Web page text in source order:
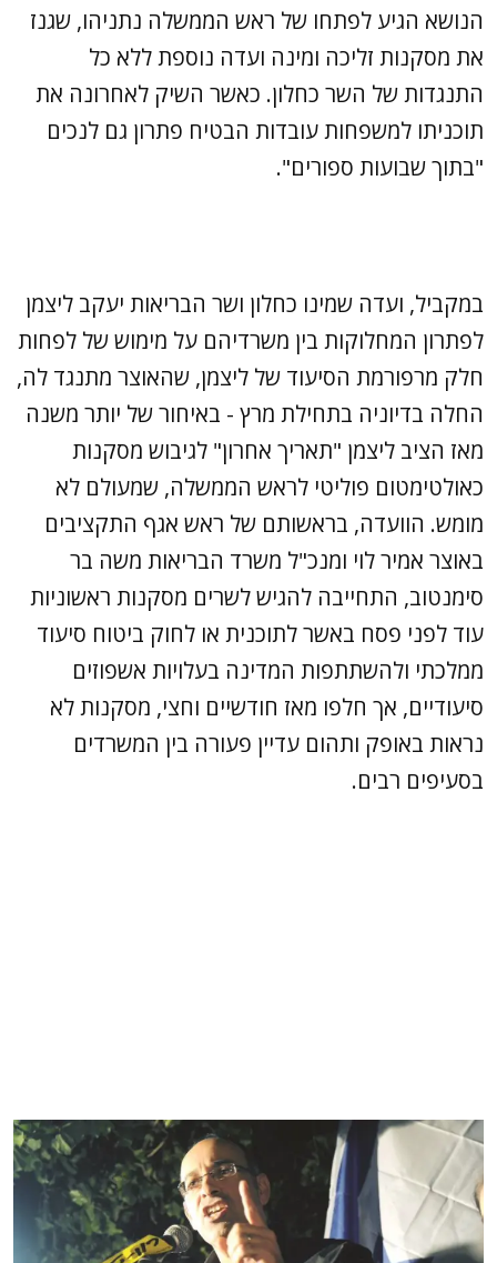
הנושא הגיע לפתחו של ראש הממשלה נתניהו, שגנז
את מסקנות זליכה ומינה ועדה נוספת ללא כל
התנגדות של השר כחלון. כאשר השיק לאחרונה את
תוכניתו למשפחות עובדות הבטיח פתרון גם לנכים
"בתוך שבועות ספורים".
במקביל, ועדה שמינו כחלון ושר הבריאות יעקב ליצמן
לפתרון המחלוקות בין משרדיהם על מימוש של לפחות
חלק מרפורמת הסיעוד של ליצמן, שהאוצר מתנגד לה,
החלה בדיוניה בתחילת מרץ - באיחור של יותר משנה
מאז הציב ליצמן "תאריך אחרון" לגיבוש מסקנות
כאולטימטום פוליטי לראש הממשלה, שמעולם לא
מומש. הוועדה, בראשותם של ראש אגף התקציבים
באוצר אמיר לוי ומנכ"ל משרד הבריאות משה בר
סימנטוב, התחייבה להגיש לשרים מסקנות ראשוניות
עוד לפני פסח באשר לתוכנית או לחוק ביטוח סיעוד
ממלכתי ולהשתתפות המדינה בעלויות אשפוזים
סיעודיים, אך חלפו מאז חודשיים וחצי, מסקנות לא
נראות באופק ותהום עדיין פעורה בין המשרדים
בסעיפים רבים.